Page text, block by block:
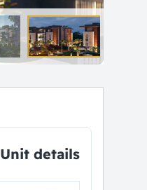
Unit details